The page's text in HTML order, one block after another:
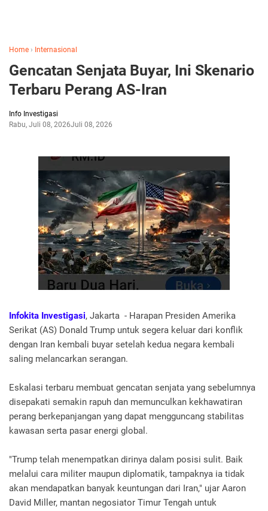
Home › Internasional
Gencatan Senjata Buyar, Ini Skenario
Terbaru Perang AS-Iran
Info Investigasi
Rabu, Juli 08, 2026Juli 08, 2026
Infokita Investigasi, Jakarta - Harapan Presiden Amerika
Serikat (AS) Donald Trump untuk segera keluar dari konflik
dengan Iran kembali buyar setelah kedua negara kembali
saling melancarkan serangan.
Eskalasi terbaru membuat gencatan senjata yang sebelumnya
disepakati semakin rapuh dan memunculkan kekhawatiran
perang berkepanjangan yang dapat mengguncang stabilitas
kawasan serta pasar energi global.
"Trump telah menempatkan dirinya dalam posisi sulit. Baik
melalui cara militer maupun diplomatik, tampaknya ia tidak
akan mendapatkan banyak keuntungan dari Iran," ujar Aaron
David Miller, mantan negosiator Timur Tengah untuk